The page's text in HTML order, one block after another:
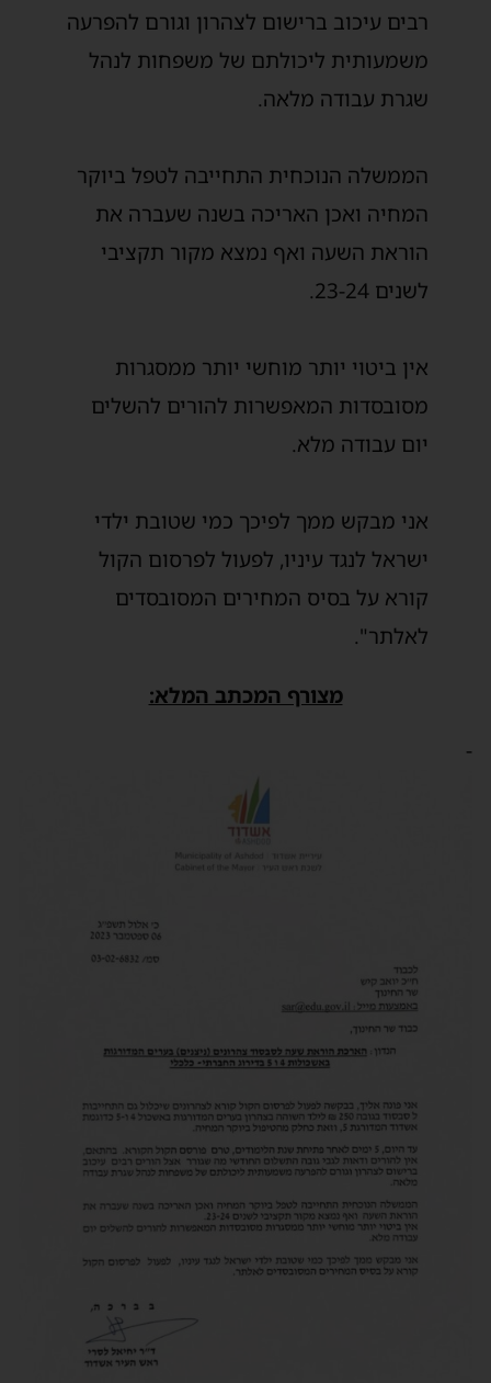
רבים עיכוב ‏ברישום לצהרון וגורם להפרעה
משמעותית ליכולתם של משפחות לנהל
שגרת עבודה ‏מלאה.
‏הממשלה הנוכחית התחייבה לטפל ביוקר
המחיה ואכן האריכה בשנה שעברה את
‏הוראת השעה ואף נמצא מקור תקציבי
לשנים 23-24.
‏אין ביטוי יותר מוחשי יותר ממסגרות
מסובסדות המאפשרות להורים להשלים
יום ‏עבודה מלא.
‏אני מבקש ממך לפיכך כמי שטובת ילדי
ישראל לנגד עיניו, לפעול לפרסום הקול
‏קורא על בסיס המחירים המסובסדים
לאלתר".
מצורף המכתב המלא:
-